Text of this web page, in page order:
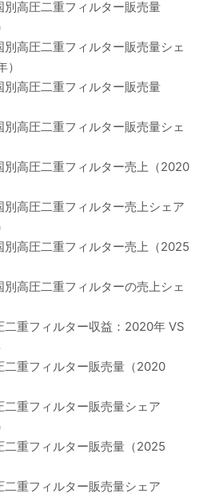
別高圧二重フィルター販売量
別高圧二重フィルター販売量シェ
別高圧二重フィルター販売量
別高圧二重フィルター販売量シェ
別高圧二重フィルター売上（2020
別高圧二重フィルター売上シェア
別高圧二重フィルター売上（2025
別高圧二重フィルターの売上シェ
二重フィルター収益：2020年 VS
二重フィルター販売量（2020
二重フィルター販売量シェア
二重フィルター販売量（2025
二重フィルター販売量シェア